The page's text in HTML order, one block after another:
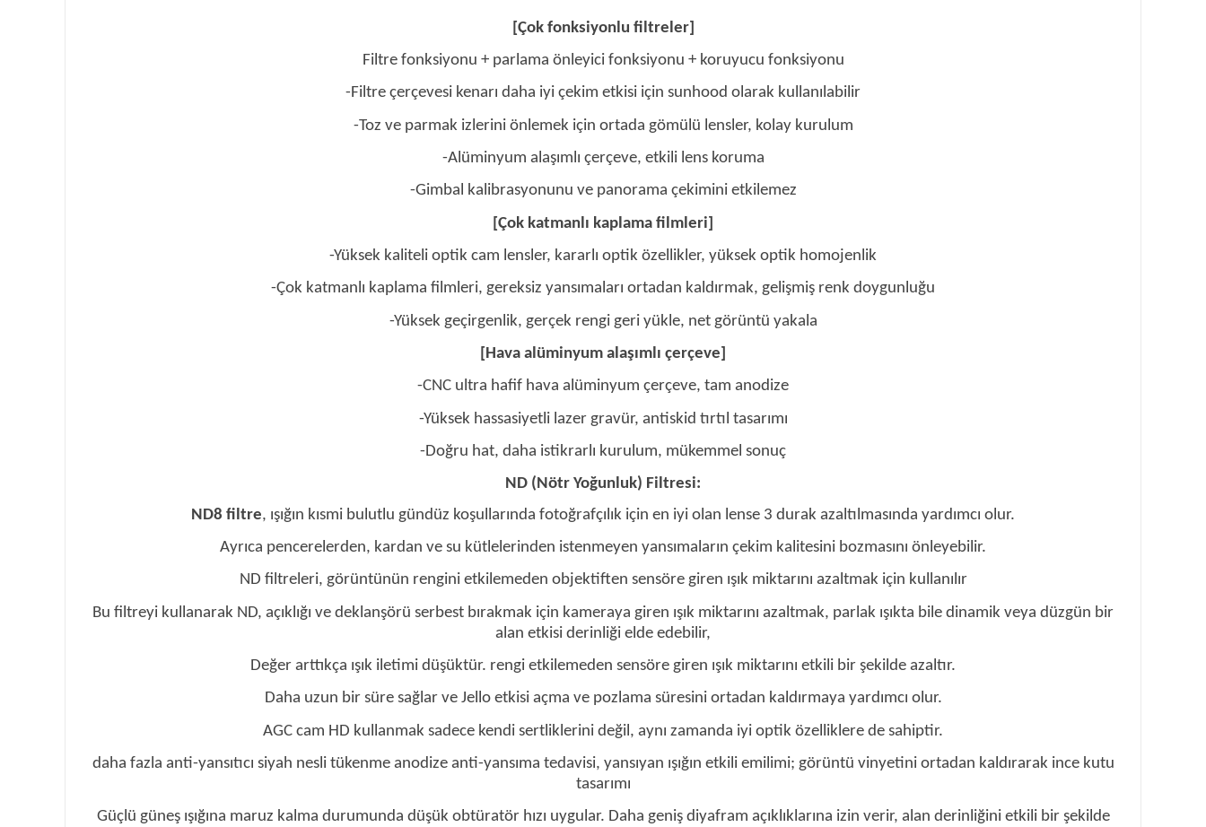
[Çok fonksiyonlu filtreler]
Filtre fonksiyonu + parlama önleyici fonksiyonu + koruyucu fonksiyonu
-Filtre çerçevesi kenarı daha iyi çekim etkisi için sunhood olarak kullanılabilir
-Toz ve parmak izlerini önlemek için ortada gömülü lensler, kolay kurulum
-Alüminyum alaşımlı çerçeve, etkili lens koruma
-Gimbal kalibrasyonunu ve panorama çekimini etkilemez
[Çok katmanlı kaplama filmleri]
-Yüksek kaliteli optik cam lensler, kararlı optik özellikler, yüksek optik homojenlik
-Çok katmanlı kaplama filmleri, gereksiz yansımaları ortadan kaldırmak, gelişmiş renk doygunluğu
-Yüksek geçirgenlik, gerçek rengi geri yükle, net görüntü yakala
[Hava alüminyum alaşımlı çerçeve]
-CNC ultra hafif hava alüminyum çerçeve, tam anodize
-Yüksek hassasiyetli lazer gravür, antiskid tırtıl tasarımı
-Doğru hat, daha istikrarlı kurulum, mükemmel sonuç
ND (Nötr Yoğunluk) Filtresi:
ND8 filtre, ışığın kısmi bulutlu gündüz koşullarında fotoğrafçılık için en iyi olan lense 3 durak azaltılmasında yardımcı olur.
Ayrıca pencerelerden, kardan ve su kütlelerinden istenmeyen yansımaların çekim kalitesini bozmasını önleyebilir.
ND filtreleri, görüntünün rengini etkilemeden objektiften sensöre giren ışık miktarını azaltmak için kullanılır
Bu filtreyi kullanarak ND, açıklığı ve deklanşörü serbest bırakmak için kameraya giren ışık miktarını azaltmak, parlak ışıkta bile dinamik veya düzgün bir
alan etkisi derinliği elde edebilir,
Değer arttıkça ışık iletimi düşüktür. rengi etkilemeden sensöre giren ışık miktarını etkili bir şekilde azaltır.
Daha uzun bir süre sağlar ve Jello etkisi açma ve pozlama süresini ortadan kaldırmaya yardımcı olur.
AGC cam HD kullanmak sadece kendi sertliklerini değil, aynı zamanda iyi optik özelliklere de sahiptir.
daha fazla anti-yansıtıcı siyah nesli tükenme anodize anti-yansıma tedavisi, yansıyan ışığın etkili emilimi; görüntü vinyetini ortadan kaldırarak ince kutu
tasarımı
Güçlü güneş ışığına maruz kalma durumunda düşük obtüratör hızı uygular. Daha geniş diyafram açıklıklarına izin verir, alan derinliğini etkili bir şekilde